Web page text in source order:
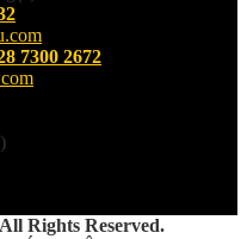
7300 2672
Rights Reserved.